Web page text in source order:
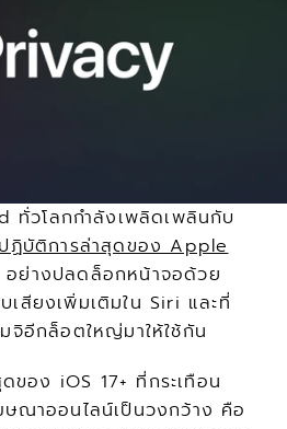
ทั่วโลกกำลังเพลิดเพลินกับ
ฏิบัติการล่าสุดของ Apple
อย่างปลดล็อกหน้าจอด้วย
สียงเพิ่มเติมใน Siri และที่
มจิอีกล็อตใหญ่มาให้ใช้กัน
อง iOS 17+ ที่กระเทือน
ษณาออนไลน์เป็นวงกว้าง คือ